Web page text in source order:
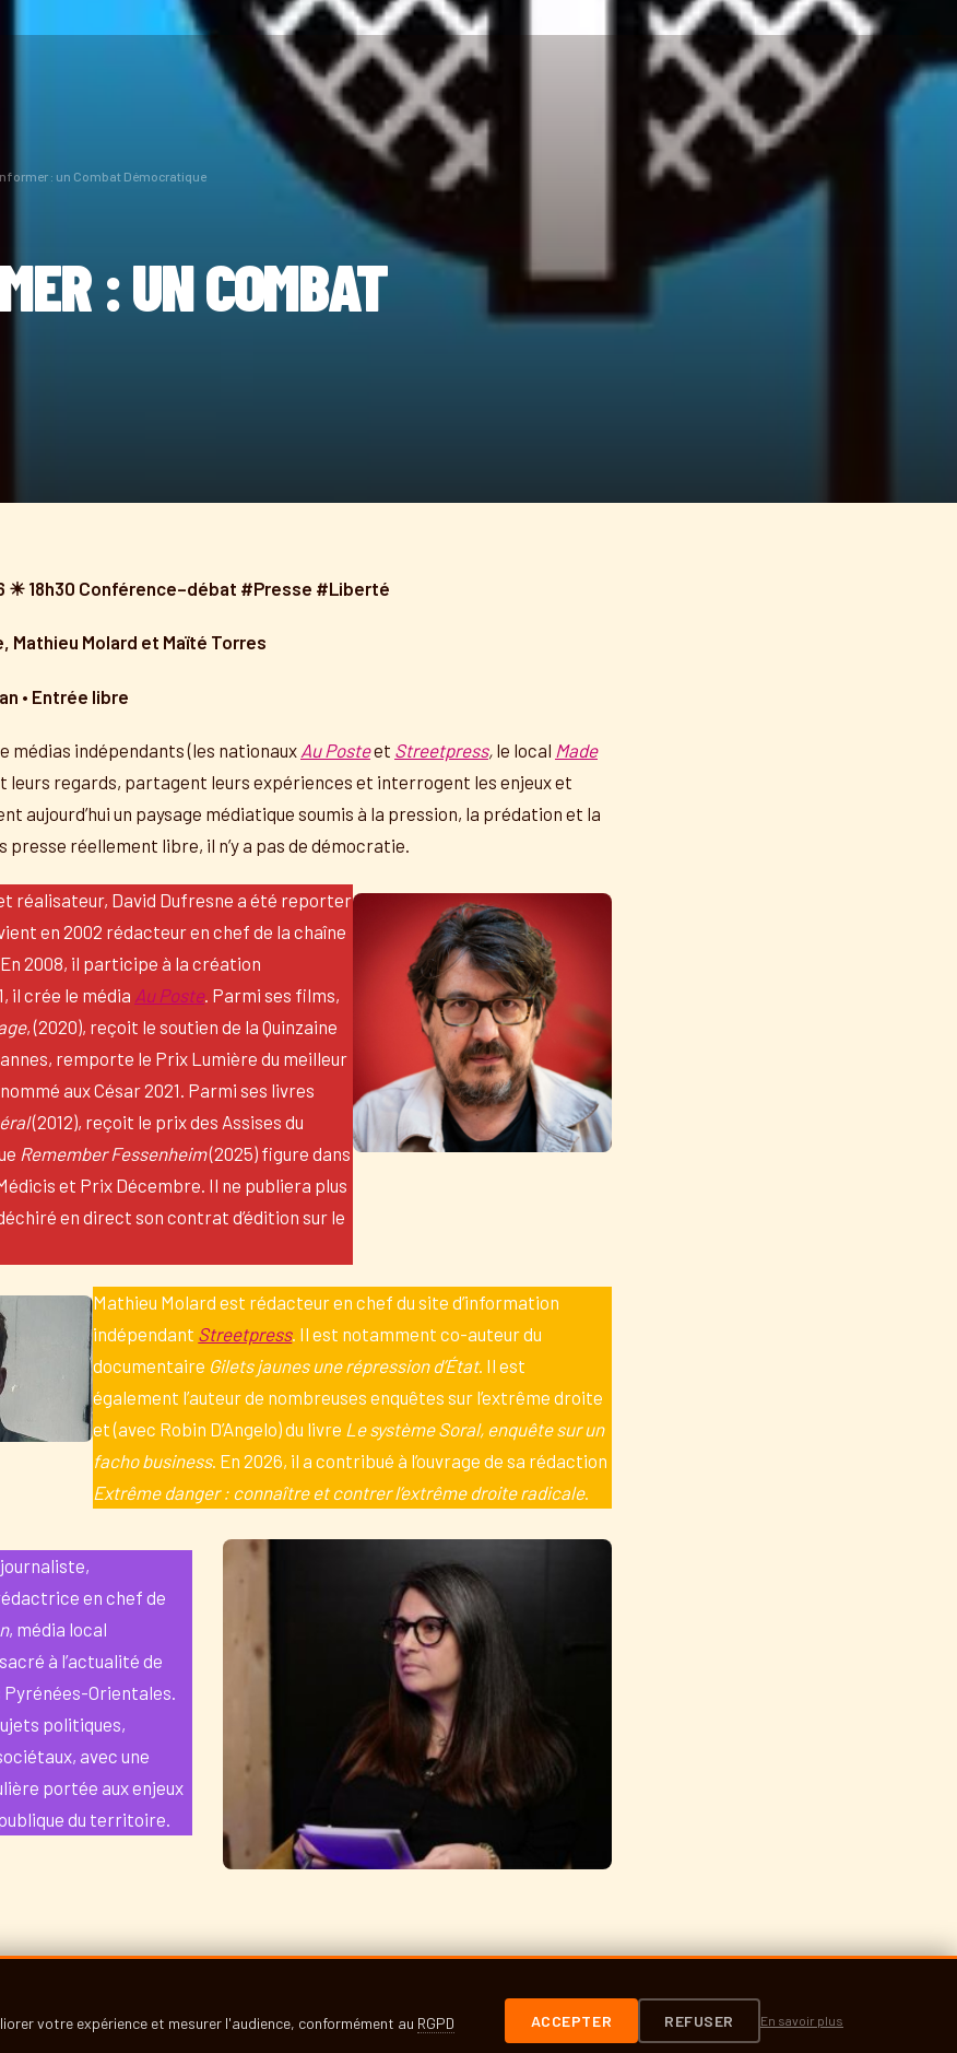
: un Combat Démocratique
: UN COMBAT
☀ 18h30 Conférence–débat #Presse #Liberté
Mathieu Molard et Maïté Torres
• Entrée libre
médias indépendants (les nationaux Au Posteet Streetpress, le local Made
leurs regards, partagent leurs expériences et interrogent les enjeux et
aujourd’hui un paysage médiatique soumis à la pression, la prédation et la
presse réellement libre, il n’y a pas de démocratie.
réalisateur, David Dufresne a été reporter
en 2002 rédacteur en chef de la chaîne
2008, il participe à la création
il crée le média Au Poste . Parmi ses films,
, (2020), reçoit le soutien de la Quinzaine
remporte le Prix Lumière du meilleur
aux César 2021. Parmi ses livres
(2012), reçoit le prix des Assises du
Remember Fessenheim(2025) figure dans
et Prix Décembre. Il ne publiera plus
en direct son contrat d’édition sur le
Mathieu Molard est rédacteur en chef du site d’information
indépendant Streetpress. Il est notamment co-auteur du
documentaire Gilets jaunes une répression d’État. Il est
également l’auteur de nombreuses enquêtes sur l’extrême droite
et (avec Robin D’Angelo) du livre Le système Soral, enquête sur un
facho business. En 2026, il a contribué à l’ouvrage de sa rédaction
Extrême danger : connaître et contrer l’extrême droite radicale.
en chef de
, média local
à l’actualité de
Orientales.
politiques,
avec une
portée aux enjeux
du territoire.
votre expérience et mesurer l'audience, conformément au RGPD
ACCEPTER REFUSER En savoir plus